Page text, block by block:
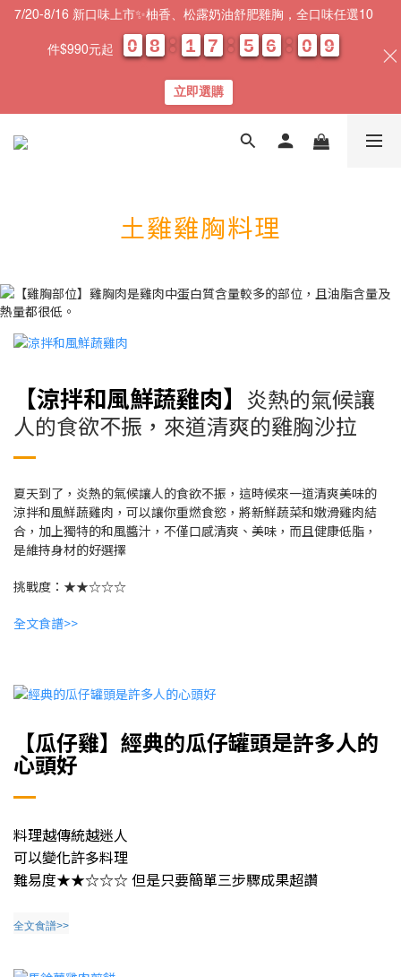
土雞雞胸料理
【涼拌和風鮮蔬雞肉】 炎熱的氣候讓
人的食欲不振，來道清爽的雞胸沙拉
夏天到了，炎熱的氣候讓人的食欲不振，這時候來一道清爽美味的
涼拌和風鮮蔬雞肉，可以讓你重燃食慾，將新鮮蔬菜和嫩滑雞肉結
合，加上獨特的和風醬汁，不僅口感清爽、美味，而且健康低脂，
是維持身材的好選擇
挑戰度：★★☆☆☆
全文食譜>>
【瓜仔雞】經典的瓜仔罐頭是許多人的
心頭好
料理越傳統越迷人
可以變化許多料理
難易度★★☆☆☆但是只要簡單三步驟成果超讚
全文食譜>>
7/20-8/16 新口味上市✨柚香、松露奶油舒肥雞胸，全口味任選10
件$990元起 0
0
0
0 8
8
8
8 1
1
1
1 7
7
7
7 5
5
5
5 6
6
6
6 0
0
0
0 0
0
9
9
8
立即選購